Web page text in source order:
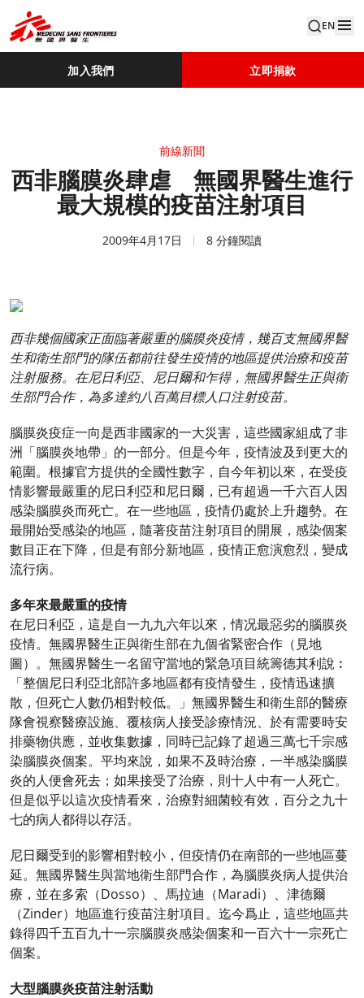
EN
加入我們 立即捐款
前線新聞
西非腦膜炎肆虐 無國界醫生進行
最大規模的疫苗注射項目
2009年4月17日 8 分鐘閱讀
西非幾個國家正面臨著嚴重的腦膜炎疫情，幾百支無國界醫
生和衛生部門的隊伍都前往發生疫情的地區提供治療和疫苗
注射服務。在尼日利亞、尼日爾和乍得，無國界醫生正與衛
生部門合作，為多達約八百萬目標人口注射疫苗。
腦膜炎疫症一向是西非國家的一大災害，這些國家組成了非
洲「腦膜炎地帶」的一部分。但是今年，疫情波及到更大的
範圍。根據官方提供的全國性數字，自今年初以來，在受疫
情影響最嚴重的尼日利亞和尼日爾，已有超過一千六百人因
感染腦膜炎而死亡。在一些地區，疫情仍處於上升趨勢。在
最開始受感染的地區，隨著疫苗注射項目的開展，感染個案
數目正在下降，但是有部分新地區，疫情正愈演愈烈，變成
流行病。
多年來最嚴重的疫情
在尼日利亞，這是自一九九六年以來，情况最惡劣的腦膜炎
疫情。無國界醫生正與衛生部在九個省緊密合作（見地
圖）。無國界醫生一名留守當地的緊急項目統籌德其利說︰
「整個尼日利亞北部許多地區都有疫情發生，疫情迅速擴
散，但死亡人數仍相對較低。」無國界醫生和衛生部的醫療
隊會視察醫療設施、覆核病人接受診療情況、於有需要時安
排藥物供應，並收集數據，同時已記錄了超過三萬七千宗感
染腦膜炎個案。平均來說，如果不及時治療，一半感染腦膜
炎的人便會死去；如果接受了治療，則十人中有一人死亡。
但是似乎以這次疫情看來，治療對細菌較有效，百分之九十
七的病人都得以存活。
尼日爾受到的影響相對較小，但疫情仍在南部的一些地區蔓
延。無國界醫生與當地衛生部門合作，為腦膜炎病人提供治
療，並在多索（Dosso）、馬拉迪（Maradi）、津德爾
（Zinder）地區進行疫苗注射項目。迄今爲止，這些地區共
錄得四千五百九十一宗腦膜炎感染個案和一百六十一宗死亡
個案。
大型腦膜炎疫苗注射活動